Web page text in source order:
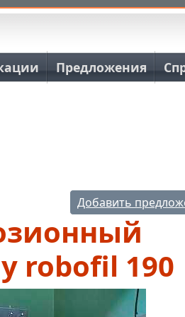
Предложения
Добавить
robofil 190